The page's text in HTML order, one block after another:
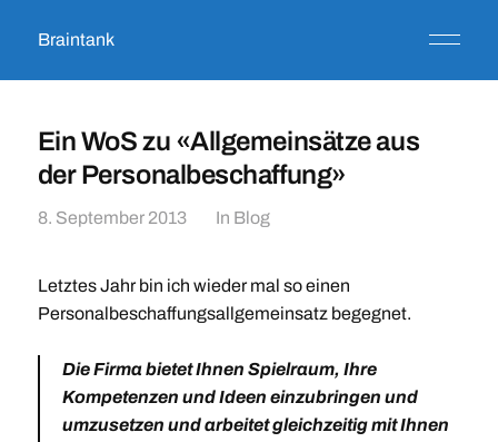
Braintank
Ein WoS zu «Allgemeinsätze aus
der Personalbeschaffung»
8. September 2013 In Blog
Letztes Jahr bin ich wieder mal so einen
Personalbeschaffungsallgemeinsatz begegnet.
Die Firma bietet Ihnen Spielraum, Ihre
Kompetenzen und Ideen einzu­bringen und
umzusetzen und arbeitet gleichzeitig mit Ihnen